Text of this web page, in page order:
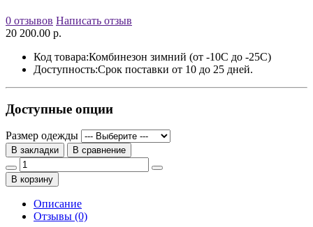
0 отзывов Написать отзыв
20 200.00 р.
Код товара:Комбинезон зимний (от -10С до -25С)
Доступность:Срок поставки от 10 до 25 дней.
Доступные опции
Размер одежды
В закладки В сравнение
В корзину
Описание
Отзывы (0)